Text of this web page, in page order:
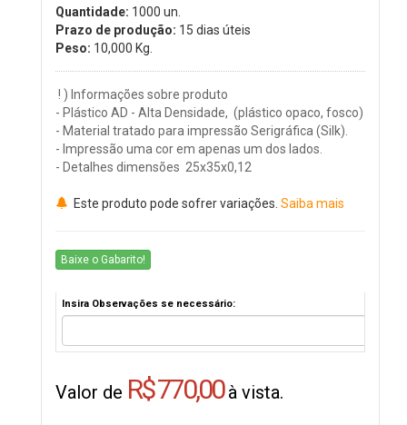
Quantidade: 1000 un.
Prazo de produção: 15 dias úteis
Peso: 10,000 Kg.
! ) Informações sobre produto
- Plástico AD - Alta Densidade, (plástico opaco, fosco)
- Material tratado para impressão Serigráfica (Silk).
- Impressão uma cor em apenas um dos lados.
- Detalhes dimensões 25x35x0,12
Este produto pode sofrer variações. Saiba mais
Baixe o Gabarito!
Insira Observações se necessário:
Valor de R$ 770,00à vista.